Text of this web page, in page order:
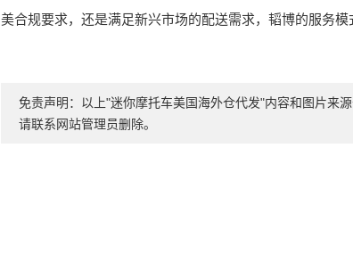
美合规要求，还是满足新兴市场的配送需求，韬博的服务
免责声明：以上"迷你摩托车美国海外仓代发"内容和图片来
请联系网站管理员删除。